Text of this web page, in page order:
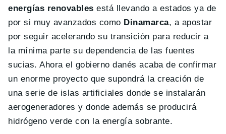
energías renovables está llevando a estados ya de
por si muy avanzados como Dinamarca, a apostar
por seguir acelerando su transición para reducir a
la mínima parte su dependencia de las fuentes
sucias. Ahora el gobierno danés acaba de confirmar
un enorme proyecto que supondrá la creación de
una serie de islas artificiales donde se instalarán
aerogeneradores y donde además se producirá
hidrógeno verde con la energía sobrante.